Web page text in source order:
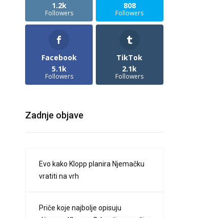
1.2k
Followers
808
Followers
Facebook
5.1k
Followers
TikTok
2.1k
Followers
Zadnje objave
Evo kako Klopp planira Njemačku
vratiti na vrh
Priče koje najbolje opisuju